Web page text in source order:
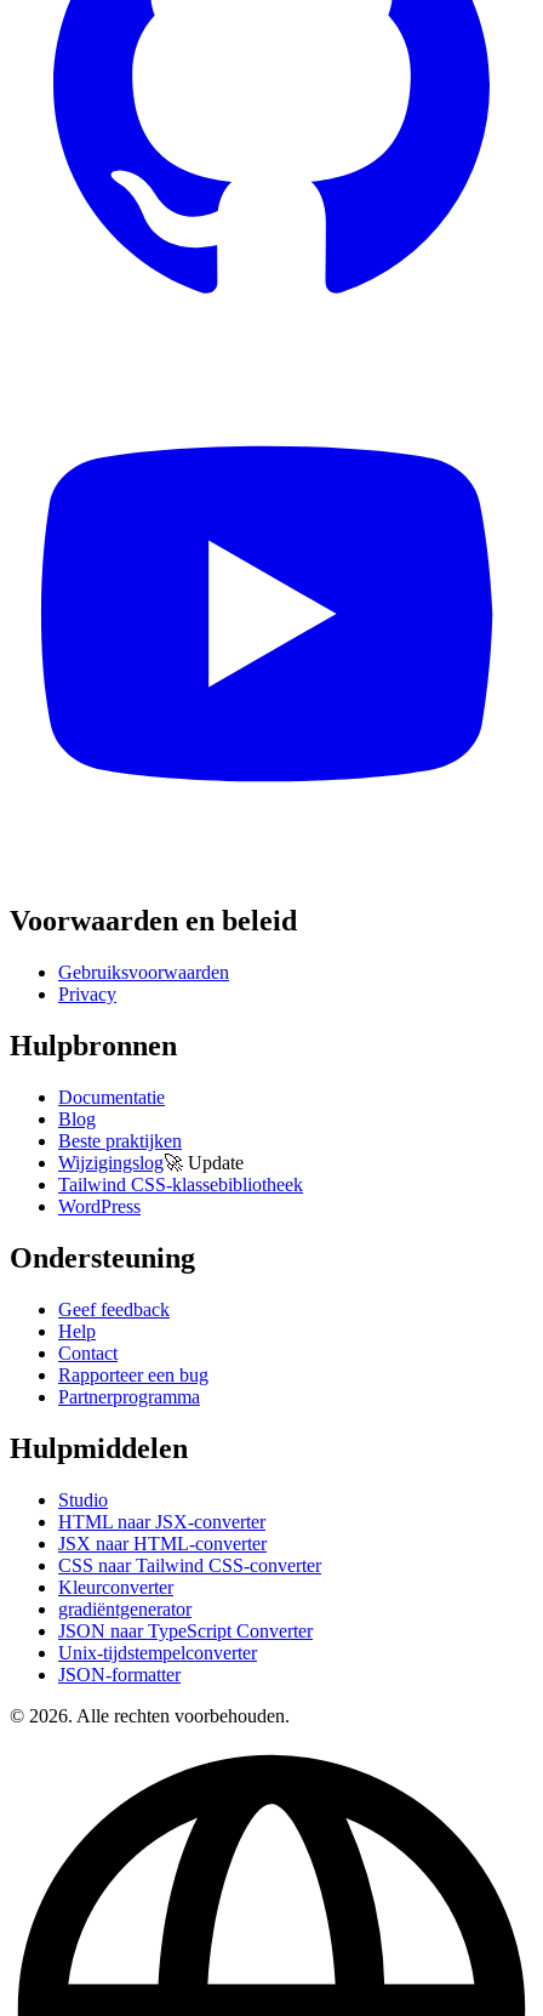
Voorwaarden en beleid
Gebruiksvoorwaarden
Privacy
Hulpbronnen
Documentatie
Blog
Beste praktijken
Wijzigingslog🚀 Update
Tailwind CSS-klassebibliotheek
WordPress
Ondersteuning
Geef feedback
Help
Contact
Rapporteer een bug
Partnerprogramma
Hulpmiddelen
Studio
HTML naar JSX-converter
JSX naar HTML-converter
CSS naar Tailwind CSS-converter
Kleurconverter
gradiëntgenerator
JSON naar TypeScript Converter
Unix-tijdstempelconverter
JSON-formatter
© 2026. Alle rechten voorbehouden.